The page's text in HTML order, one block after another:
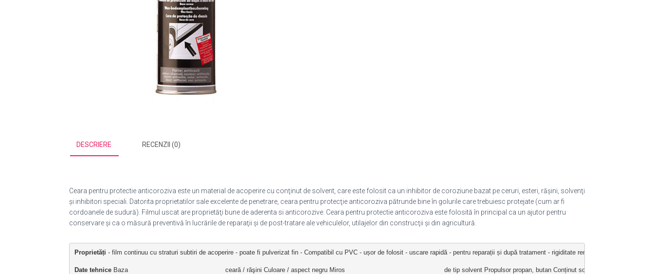
DESCRIERE RECENZII (0)
Ceara pentru protectie anticoroziva este un material de acoperire cu conţinut de solvent, care este folosit ca un inhibitor de coroziune bazat pe ceruri, esteri, răşini, solvenţi
şi inhibitori speciali. Datorita proprietatilor sale excelente de penetrare, ceara pentru protecţie anticoroziva pătrunde bine în golurile care trebuiesc protejate (cum ar fi
cordoanele de sudură). Filmul uscat are proprietăţi bune de aderenta si anticorozive. Ceara pentru protectie anticoroziva este folosită în principal ca un ajutor pentru
conservare şi ca o măsură preventivă în lucrările de reparaţii şi de post-tratare ale vehiculelor, utilajelor din construcţii şi din agricultură.
Proprietăți - film continuu cu straturi subtiri de acoperire - poate fi pulverizat fin - Compatibil cu PVC - ușor de folosit - uscare rapidă - pentru reparații și după tratament - rigiditate remarcabilă -
Date tehnice Baza                                                  ceară / răşini Culoare / aspect negru Miros                                                   de tip solvent Propulsor propan,